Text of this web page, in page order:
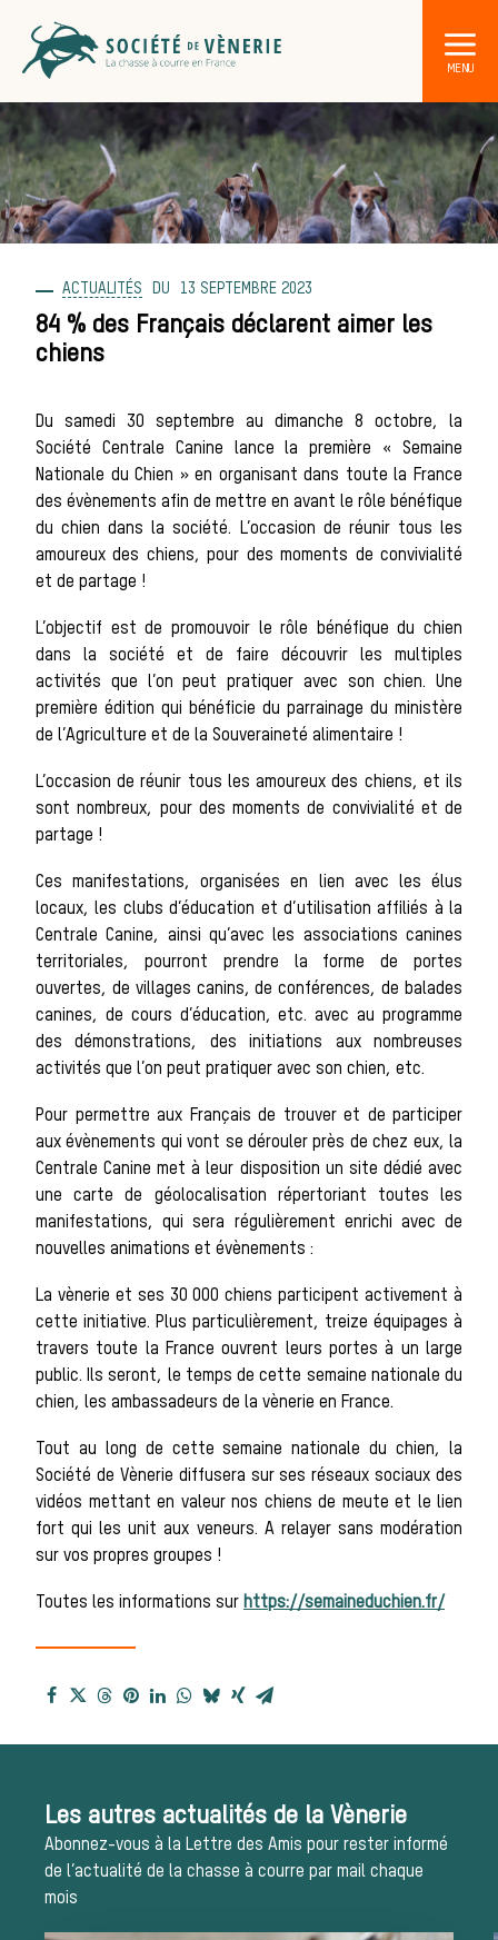
DÉCOUVRIR LA CHASSE À COURRE
Les acteurs de la vènerie
Les animaux
sauvages
Les chiens de
meute
Les chevaux de
chasse
Les veneurs
La vènerie contemporaine
Chasser les
idées reçues
Bien-être
animal
Héritage
Histoire de la
chasse à
courre
Patrimoine
Équipages
ACTUALITÉS 13 SEPTEMBRE 2023
84 % des Français déclarent aimer les
chiens
Du samedi 30 septembre au dimanche 8 octobre, la
Société Centrale Canine lance la première « Semaine
Nationale du Chien » en organisant dans toute la France
des évènements afin de mettre en avant le rôle bénéfique
du chien dans la société. L’occasion de réunir tous les
amoureux des chiens, pour des moments de convivialité
et de partage !
L’objectif est de promouvoir le rôle bénéfique du chien
dans la société et de faire découvrir les multiples
activités que l’on peut pratiquer avec son chien. Une
première édition qui bénéficie du parrainage du ministère
de l’Agriculture et de la Souveraineté alimentaire !
L’occasion de réunir tous les amoureux des chiens, et ils
sont nombreux, pour des moments de convivialité et de
partage !
Ces manifestations, organisées en lien avec les élus
locaux, les clubs d’éducation et d’utilisation affiliés à la
Centrale Canine, ainsi qu’avec les associations canines
territoriales, pourront prendre la forme de portes
ouvertes, de villages canins, de conférences, de balades
canines, de cours d’éducation, etc. avec au programme
des démonstrations, des initiations aux nombreuses
activités que l’on peut pratiquer avec son chien, etc.
Pour permettre aux Français de trouver et de participer
aux évènements qui vont se dérouler près de chez eux, la
Centrale Canine met à leur disposition un site dédié avec
une carte de géolocalisation répertoriant toutes les
manifestations, qui sera régulièrement enrichi avec de
nouvelles animations et évènements :
La vènerie et ses 30 000 chiens participent activement à
cette initiative. Plus particulièrement, treize équipages à
travers toute la France ouvrent leurs portes à un large
public. Ils seront, le temps de cette semaine nationale du
chien, les ambassadeurs de la vènerie en France.
Tout au long de cette semaine nationale du chien, la
Société de Vènerie diffusera sur ses réseaux sociaux des
vidéos mettant en valeur nos chiens de meute et le lien
fort qui les unit aux veneurs. A relayer sans modération
sur vos propres groupes !
Toutes les informations sur https://semaineduchien.fr/
Les autres actualités de la Vènerie
Abonnez-vous à la Lettre des Amis pour rester informé
de l’actualité de la chasse à courre par mail chaque
mois